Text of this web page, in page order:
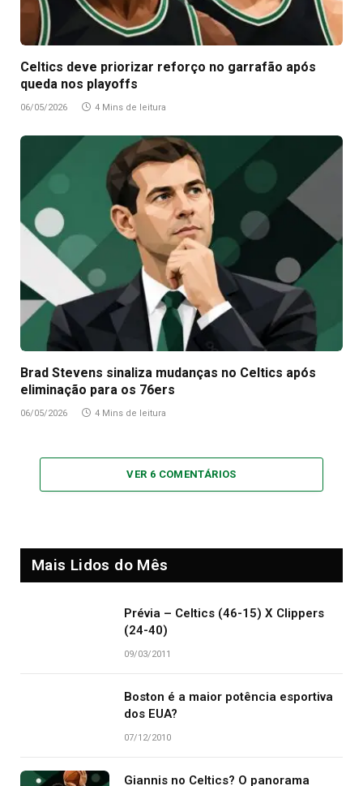
Celtics deve priorizar reforço no garrafão após
queda nos playoffs
06/05/2026 4 Mins de leitura
Brad Stevens sinaliza mudanças no Celtics após
eliminação para os 76ers
06/05/2026 4 Mins de leitura
VER 6 COMENTÁRIOS
Mais Lidos do Mês
Prévia – Celtics (46-15) X Clippers
(24-40)
09/03/2011
Boston é a maior potência esportiva
dos EUA?
07/12/2010
Giannis no Celtics? O panorama